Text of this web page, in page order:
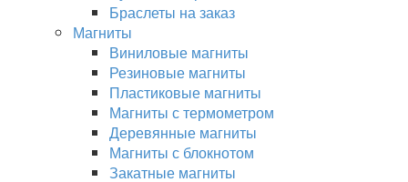
Браслеты на заказ
Магниты
Виниловые магниты
Резиновые магниты
Пластиковые магниты
Магниты с термометром
Деревянные магниты
Магниты с блокнотом
Закатные магниты